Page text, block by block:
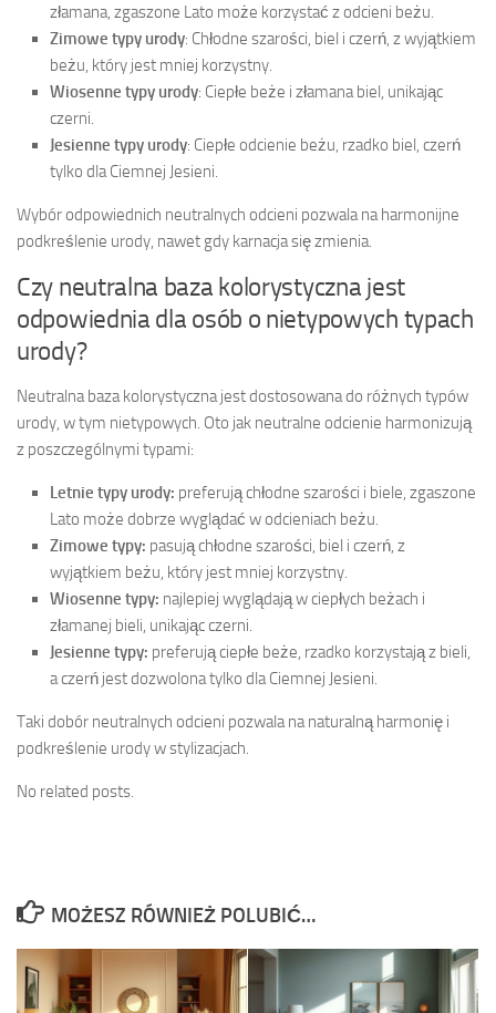
złamana, zgaszone Lato może korzystać z odcieni beżu.
Zimowe typy urody: Chłodne szarości, biel i czerń, z wyjątkiem
beżu, który jest mniej korzystny.
Wiosenne typy urody: Ciepłe beże i złamana biel, unikając
czerni.
Jesienne typy urody: Ciepłe odcienie beżu, rzadko biel, czerń
tylko dla Ciemnej Jesieni.
Wybór odpowiednich neutralnych odcieni pozwala na harmonijne
podkreślenie urody, nawet gdy karnacja się zmienia.
Czy neutralna baza kolorystyczna jest
odpowiednia dla osób o nietypowych typach
urody?
Neutralna baza kolorystyczna jest dostosowana do różnych typów
urody, w tym nietypowych. Oto jak neutralne odcienie harmonizują
z poszczególnymi typami:
Letnie typy urody: preferują chłodne szarości i biele, zgaszone
Lato może dobrze wyglądać w odcieniach beżu.
Zimowe typy: pasują chłodne szarości, biel i czerń, z
wyjątkiem beżu, który jest mniej korzystny.
Wiosenne typy: najlepiej wyglądają w ciepłych beżach i
złamanej bieli, unikając czerni.
Jesienne typy: preferują ciepłe beże, rzadko korzystają z bieli,
a czerń jest dozwolona tylko dla Ciemnej Jesieni.
Taki dobór neutralnych odcieni pozwala na naturalną harmonię i
podkreślenie urody w stylizacjach.
No related posts.
MOŻESZ RÓWNIEŻ POLUBIĆ…